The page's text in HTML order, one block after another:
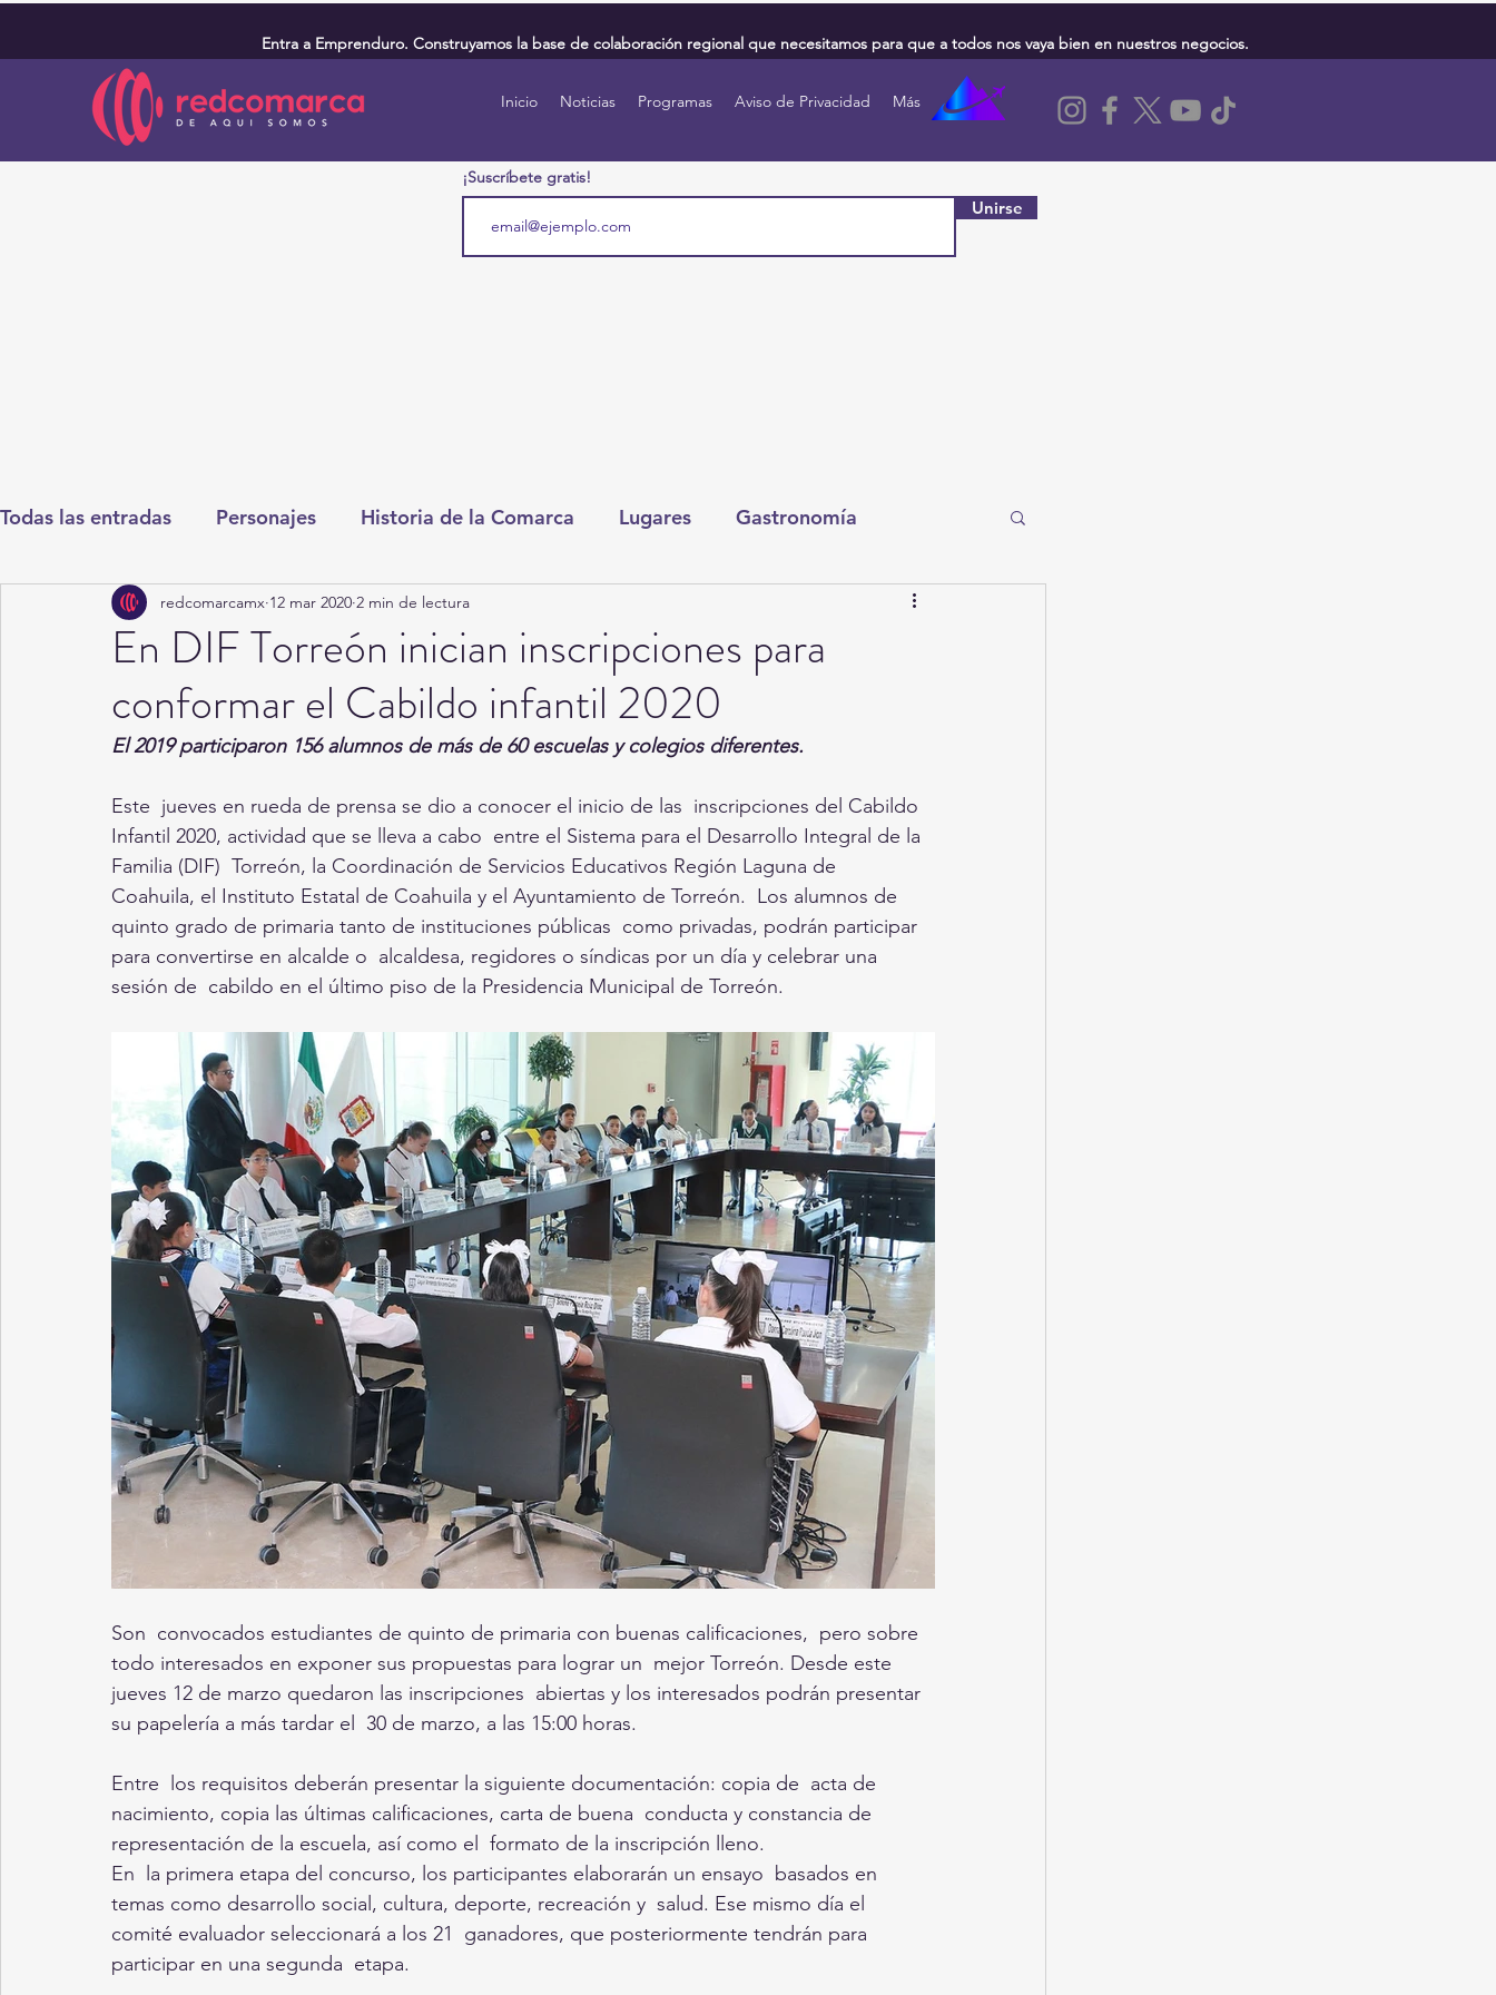
Entra a Emprenduro. Construyamos la base de colaboración regional que necesitamos para que a todos nos vaya bien en nuestros negocios.
Inicio Noticias Programas Aviso de Privacidad Más
¡Suscríbete gratis!
Unirse
Todas las entradas Personajes Historia de la Comarca Lugares Gastronomía
Deportes Salud Entretenimiento Cultura y Espectáculos Torreón
Round Cero Columnistas CDMX Nacionales Internacionales
Durango Titulares en Inicio Coahuila Investigaciones Rapidín Político
Santa Aurelia de los Vientos San Pedro
En DIF Torreón inician inscripciones para
conformar el Cabildo infantil 2020
redcomarcamx 12 mar 2020 2 min de lectura
El 2019 participaron 156 alumnos de más de 60 escuelas y colegios diferentes.
Este  jueves en rueda de prensa se dio a conocer el inicio de las  inscripciones del Cabildo
Infantil 2020, actividad que se lleva a cabo  entre el Sistema para el Desarrollo Integral de la
Familia (DIF)  Torreón, la Coordinación de Servicios Educativos Región Laguna de
Coahuila, el Instituto Estatal de Coahuila y el Ayuntamiento de Torreón.  Los alumnos de
quinto grado de primaria tanto de instituciones públicas  como privadas, podrán participar
para convertirse en alcalde o  alcaldesa, regidores o síndicas por un día y celebrar una
sesión de  cabildo en el último piso de la Presidencia Municipal de Torreón.
Son  convocados estudiantes de quinto de primaria con buenas calificaciones,  pero sobre
todo interesados en exponer sus propuestas para lograr un  mejor Torreón. Desde este
jueves 12 de marzo quedaron las inscripciones  abiertas y los interesados podrán presentar
su papelería a más tardar el  30 de marzo, a las 15:00 horas.
Entre  los requisitos deberán presentar la siguiente documentación: copia de  acta de
nacimiento, copia las últimas calificaciones, carta de buena  conducta y constancia de
representación de la escuela, así como el  formato de la inscripción lleno.
En  la primera etapa del concurso, los participantes elaborarán un ensayo  basados en
temas como desarrollo social, cultura, deporte, recreación y  salud. Ese mismo día el
comité evaluador seleccionará a los 21  ganadores, que posteriormente tendrán para
participar en una segunda  etapa.